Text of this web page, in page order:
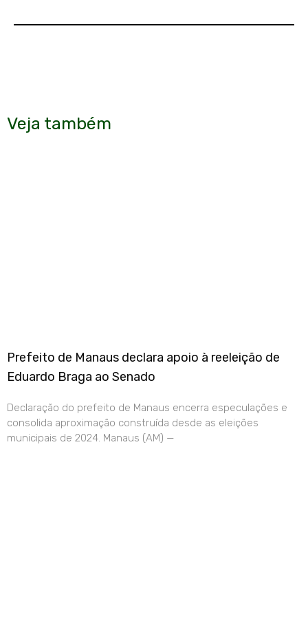
Veja também
Prefeito de Manaus declara apoio à reeleição de
Eduardo Braga ao Senado
Declaração do prefeito de Manaus encerra especulações e
consolida aproximação construída desde as eleições
municipais de 2024. Manaus (AM) —